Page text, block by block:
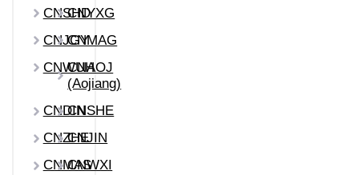
CNSHDCNYXG
CNJGYCNMAG
CNWUH
CNAOJ
(Aojiang)
CNDINCNSHE
CNZHE
CNJIN
CNMAS
CNWXI